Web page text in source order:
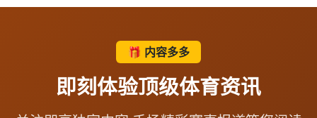
🎁 内容多多
即刻体验顶级体育资讯